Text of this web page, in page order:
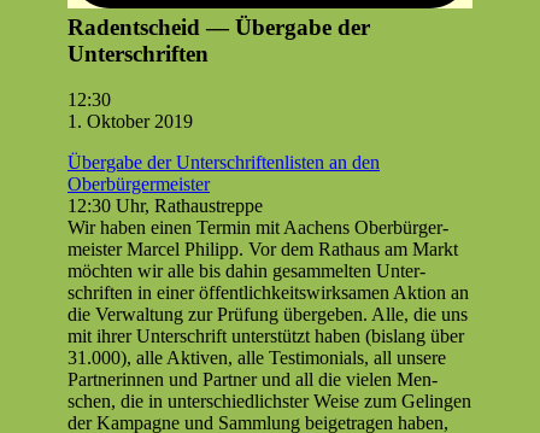
Radentscheid — Übergabe der
Unterschriften
Radentscheid
—
gabe
der
Unterschriften
12:30
1. Okto­ber 2019
Über­gabe der Unter­schriften­lis­ten an den
Oberbürgermeister
12:30 Uhr, Rathaustreppe
Wir haben einen Ter­min mit Aachens Ober­bürg­er­
meis­ter Mar­cel Philipp. Vor dem Rathaus am Markt
möcht­en wir alle bis dahin gesam­melten Unter­
schriften in ein­er öffentlichkeitswirk­samen Aktion an
die Ver­wal­tung zur Prü­fung übergeben. Alle, die uns
mit ihrer Unter­schrift unter­stützt haben (bis­lang über
31.000), alle Aktiv­en, alle Tes­ti­mo­ni­als, all unsere
Part­ner­in­nen und Part­ner und all die vie­len Men­
schen, die in unter­schiedlich­ster Weise zum Gelin­gen
der Kam­pagne und Samm­lung beige­tra­gen haben,